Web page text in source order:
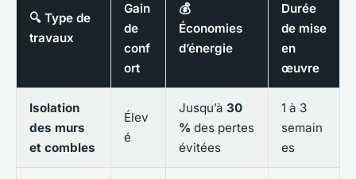
🔍 Type de
travaux
Gain
de
conf
ort
💰
Économies
d’énergie
Durée
de mise
en
œuvre
Isolation
des murs
et combles
Élev
é
Jusqu’à 30
% des pertes
évitées
1 à 3
semain
es